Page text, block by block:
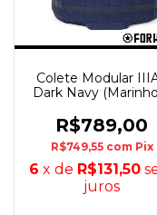
Colete Modular
Dark Navy
R$789,00
R$749,55 com Pix
6 x de R$131,50
juros